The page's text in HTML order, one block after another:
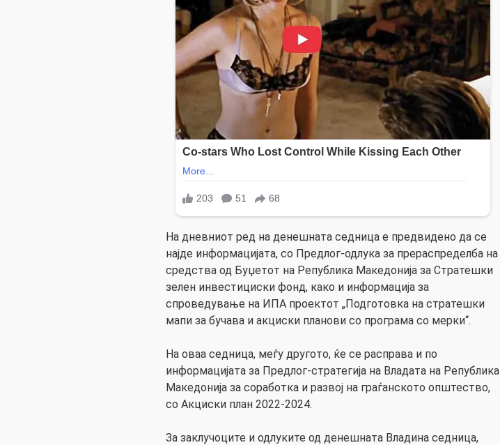
На дневниот ред на денешната седница е предвидено да се
најде информацијата, со Предлог-одлука за прераспределба на
средства од Буџетот на Република Македонија за Стратешки
зелен инвестициски фонд, како и информација за
спроведување на ИПА проектот „Подготовка на стратешки
мапи за бучава и акциски планови со програма со мерки“.
На оваа седница, меѓу другото, ќе се расправа и по
информацијата за Предлог-стратегија на Владата на Република
Македонија за соработка и развој на граѓанското општество,
со Акциски план 2022-2024.
За заклучоците и одлуките од денешната Владина седница,